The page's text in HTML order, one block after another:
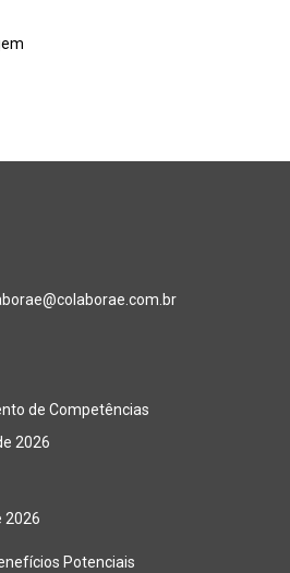
de Competências
2026
2026
Potenciais